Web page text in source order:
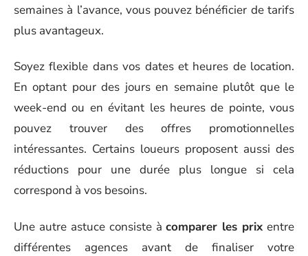
semaines à l’avance, vous pouvez bénéficier de tarifs
plus avantageux.
Soyez flexible dans vos dates et heures de location.
En optant pour des jours en semaine plutôt que le
week-end ou en évitant les heures de pointe, vous
pouvez trouver des offres promotionnelles
intéressantes. Certains loueurs proposent aussi des
réductions pour une durée plus longue si cela
correspond à vos besoins.
Une autre astuce consiste àcomparer les prix entre
différentes agences avant de finaliser votre